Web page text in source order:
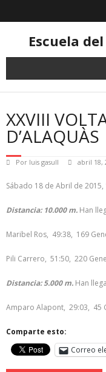
Escuela
XXVIII
D’ALAQUÀS
Por luis gasull abril 18,
Sábado 18 de Abril de 2015,
Distancia: 10.000 m. Han
Maribel Ros, 49:38, 169
Pili Carrero, 51:50, 220
Distancia: 5.000 m. Han
Amparo Alapont, 29:03, 45
Comparte esto:
Correo